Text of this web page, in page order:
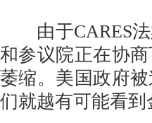
由于CARES法
和参议院正在协
萎缩。美国政府
们就越有可能看到